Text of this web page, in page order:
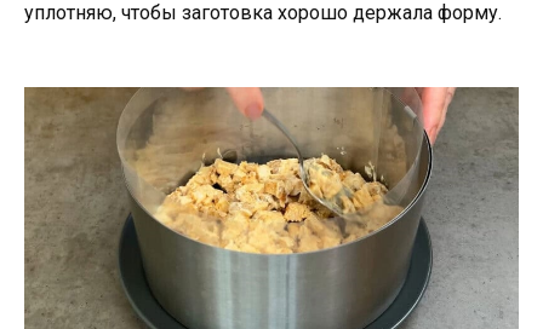
уплотняю, чтобы заготовка хорошо держала форму.